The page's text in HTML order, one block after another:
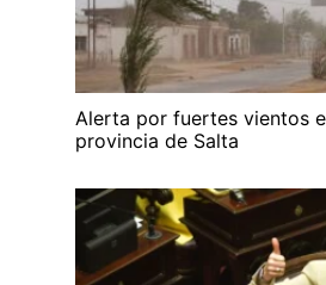
Alerta por fuertes vientos
provincia de Salta